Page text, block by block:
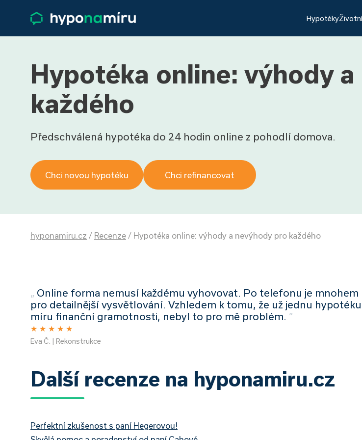
Hypotéky
Hypotéka online: výhody
každého
Předschválená hypotéka do 24 hodin online z pohodlí domova.
Chci novou hypotéku Chci refinancovat
hyponamiru.cz / Recenze / Hypotéka online: výhody a nevýhody pro každého
„ Online forma nemusí každému vyhovovat. Po telefonu je
pro detailnější vysvětlování. Vzhledem k tomu, že už jednu
míru finanční gramotnosti, nebyl to pro mě problém. ”
★ ★ ★ ★ ★
Eva Č. | Rekonstrukce
Další recenze na hyponamiru.cz
Perfektní zkušenost s paní Hegerovou!